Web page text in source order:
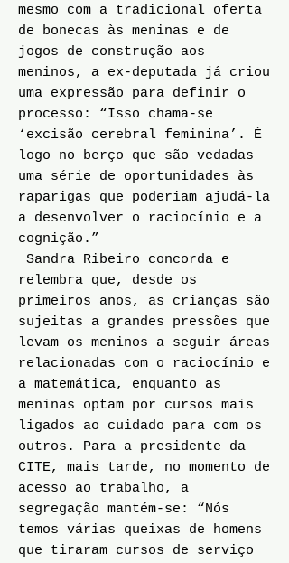
mesmo com a tradicional oferta
de bonecas às meninas e de
jogos de construção aos
meninos, a ex-deputada já criou
uma expressão para definir o
processo: “Isso chama-se
‘excisão cerebral feminina’. É
logo no berço que são vedadas
uma série de oportunidades às
raparigas que poderiam ajudá-la
a desenvolver o raciocínio e a
cognição.”
Sandra Ribeiro concorda e
relembra que, desde os
primeiros anos, as crianças são
sujeitas a grandes pressões que
levam os meninos a seguir áreas
relacionadas com o raciocínio e
a matemática, enquanto as
meninas optam por cursos mais
ligados ao cuidado para com os
outros. Para a presidente da
CITE, mais tarde, no momento de
acesso ao trabalho, a
segregação mantém-se: “Nós
temos várias queixas de homens
que tiraram cursos de serviço